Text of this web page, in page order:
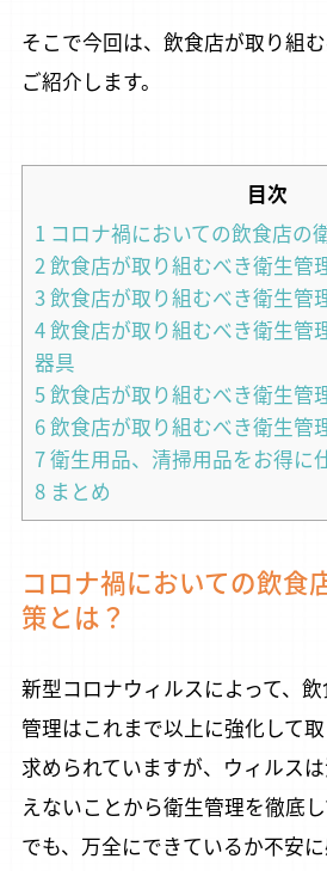
そこで今回は、飲食店が取り組
ご紹介します。
目次
1コロナ禍においての飲食店の
2飲食店が取り組むべき衛生管
3飲食店が取り組むべき衛生管
4飲食店が取り組むべき衛生管
器具
5飲食店が取り組むべき衛生管
6飲食店が取り組むべき衛生管
7衛生用品、清掃用品をお得に
8まとめ
コロナ禍においての飲食
策とは？
新型コロナウィルスによって、
管理はこれまで以上に強化して
求められていますが、ウィルス
えないことから衛生管理を徹底
でも、万全にできているか不安